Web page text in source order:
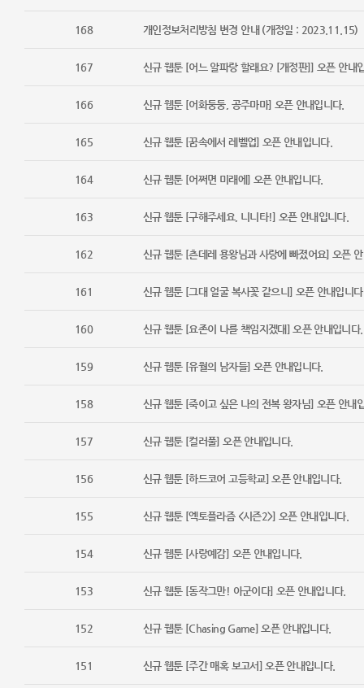
168 개인정보처리방침 변경 안내 (개정일 : 2023.11.15)
167 신규 웹툰 [어느 알파랑 할래요? [개정판]] 오픈 안내
166 신규 웹툰 [어화둥둥, 공주마마] 오픈 안내입니다.
165 신규 웹툰 [꿈속에서 레벨업] 오픈 안내입니다.
164 신규 웹툰 [어쩌면 미래에] 오픈 안내입니다.
163 신규 웹툰 [구해주세요, 니니타!] 오픈 안내입니다.
162 신규 웹툰 [츤데레 용왕님과 사랑에 빠졌어요] 오픈
161 신규 웹툰 [그대 얼굴 복사꽃 같으니] 오픈 안내입니
160 신규 웹툰 [요존이 나를 책임지겠대] 오픈 안내입니다.
159 신규 웹툰 [유월의 남자들] 오픈 안내입니다.
158 신규 웹툰 [죽이고 싶은 나의 전복 왕자님] 오픈 안내
157 신규 웹툰 [컬러풀] 오픈 안내입니다.
156 신규 웹툰 [하드코어 고등학교] 오픈 안내입니다.
155 신규 웹툰 [엑토플라즘 <시즌2>] 오픈 안내입니다.
154 신규 웹툰 [사랑예감] 오픈 안내입니다.
153 신규 웹툰 [동작그만! 아군이다] 오픈 안내입니다.
152 신규 웹툰 [Chasing Game] 오픈 안내입니다.
151 신규 웹툰 [주간 매혹 보고서] 오픈 안내입니다.